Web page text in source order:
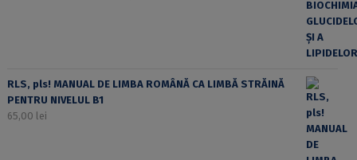
RLS, pls! MANUAL DE LIMBA ROMÂNĂ CA LIMBĂ STRĂINĂ
PENTRU NIVELUL B1
65,00 lei